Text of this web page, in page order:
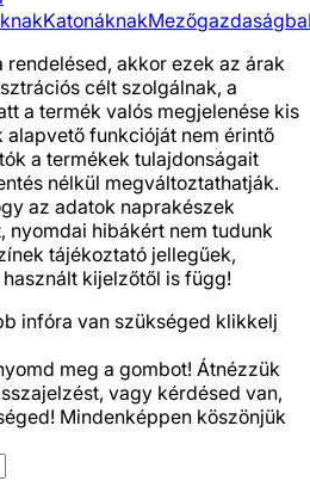
KatonáknakMezőgazdaságba
rendelésed, akkor ezek az árak
célt szolgálnak, a
a termék valós megjelenése kis
alapvető funkcióját nem érintő
a termékek tulajdonságait
nélkül megváltoztathatják.
az adatok naprakészek
nyomdai hibákért nem tudunk
tájékoztató jellegűek,
kijelzőtől is függ!
infóra van szükséged klikkelj
meg a gombot! Átnézzük
vagy kérdésed van,
Mindenképpen köszönjük